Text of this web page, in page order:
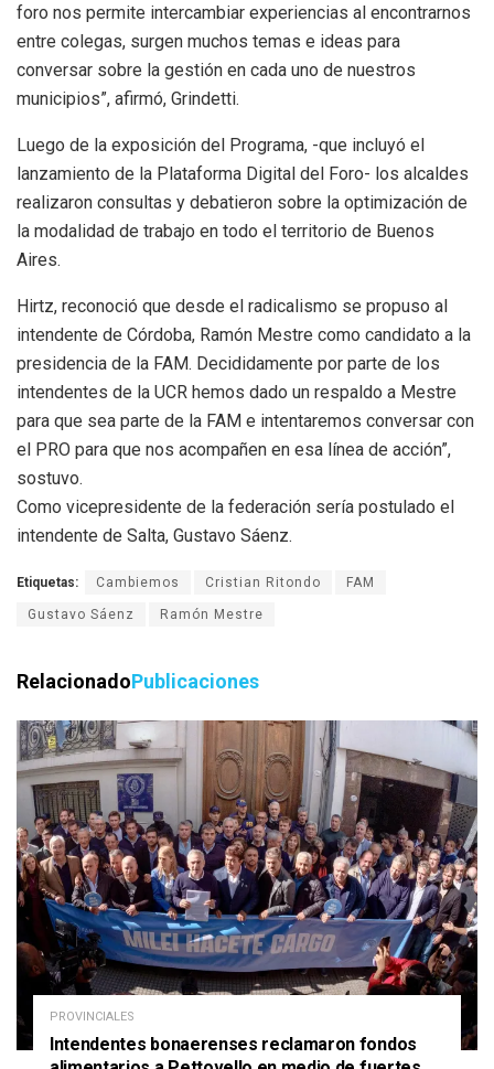
foro nos permite intercambiar experiencias al encontrarnos
entre colegas, surgen muchos temas e ideas para
conversar sobre la gestión en cada uno de nuestros
municipios”, afirmó, Grindetti.
Luego de la exposición del Programa, -que incluyó el
lanzamiento de la Plataforma Digital del Foro- los alcaldes
realizaron consultas y debatieron sobre la optimización de
la modalidad de trabajo en todo el territorio de Buenos
Aires.
Hirtz, reconoció que desde el radicalismo se propuso al
intendente de Córdoba, Ramón Mestre como candidato a la
presidencia de la FAM. Decididamente por parte de los
intendentes de la UCR hemos dado un respaldo a Mestre
para que sea parte de la FAM e intentaremos conversar con
el PRO para que nos acompañen en esa línea de acción”,
sostuvo.
Como vicepresidente de la federación sería postulado el
intendente de Salta, Gustavo Sáenz.
Etiquetas: Cambiemos Cristian Ritondo FAM
Gustavo Sáenz Ramón Mestre
RelacionadoPublicaciones
PROVINCIALES
Intendentes bonaerenses reclamaron fondos